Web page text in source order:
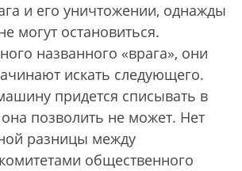
и его уничтожении, однажды
могут остановиться.
названного «врага», они
искать следующего.
придется списывать в
она позволить не может. Нет
разницы между
общественного